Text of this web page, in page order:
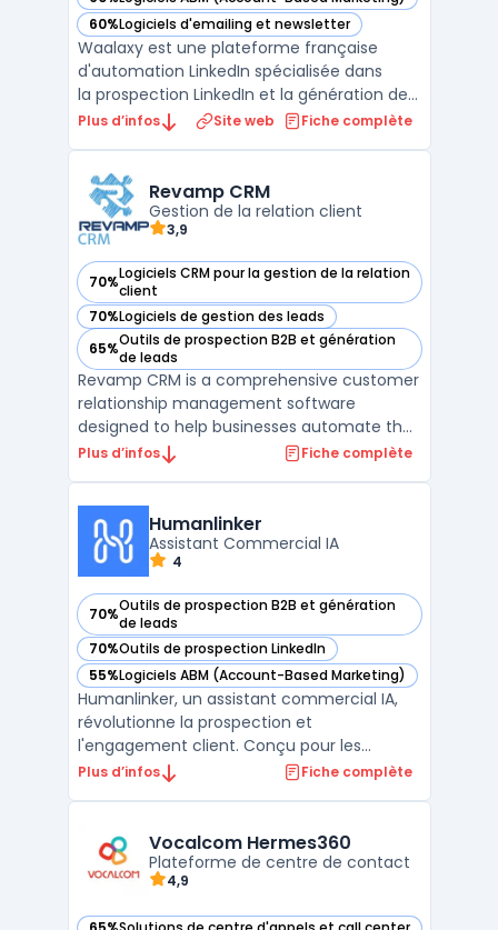
— voir Waalaxy dans cette catégorie
60%Logiciels d'emailing et newsletter
— voir Waalaxy dans cette catégorie
Waalaxy est une plateforme française
d'automation LinkedIn spécialisée dans
la prospection LinkedIn et la génération de
leads B2B. Elle centralise l'automatisation
extension Chrome intégrée. La solu ...
Plus d’infos Site web Fiche complète
Revamp CRM
Gestion de la relation client
3,9
70%Logiciels CRM pour la gestion de la relation
client
— voir Revamp CRM dans cette catégorie
70%Logiciels de gestion des leads
— voir Revamp CRM dans cette catégorie
65%Outils de prospection B2B et génération
de leads
— voir Revamp CRM dans cette catégorie
Revamp CRM is a comprehensive customer
relationship management software
designed to help businesses automate their
marketing automation process and
Revamp CRM simplifies lead tracking, email
marketing, custome ...
Plus d’infos Fiche complète
Humanlinker
Assistant Commercial IA
4
70%Outils de prospection B2B et génération
de leads
— voir Humanlinker dans cette catégorie
70%Outils de prospection LinkedIn
— voir Humanlinker dans cette catégorie
55%Logiciels ABM (Account-Based Marketing)
— voir Humanlinker dans cette catégorie
Humanlinker, un assistant commercial IA,
révolutionne la prospection et
l'engagement client. Conçu pour les
équipes de vente, ce logiciel utilise
Humanlinker, les utilisateurs peuvent créer
des messages de vente pers ...
Plus d’infos Fiche complète
Vocalcom Hermes360
Plateforme de centre de contact
4,9